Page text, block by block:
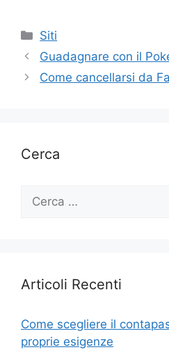
Categorie
Siti
Guadagnare con il
Come cancellarsi da
Cerca
Ricerca
Articoli Recenti
Come scegliere il
proprie esigenze